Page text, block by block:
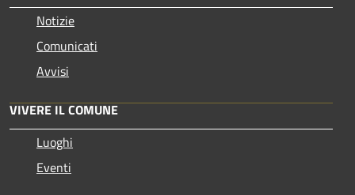
Notizie
Comunicati
Avvisi
VIVERE IL COMUNE
Luoghi
Eventi